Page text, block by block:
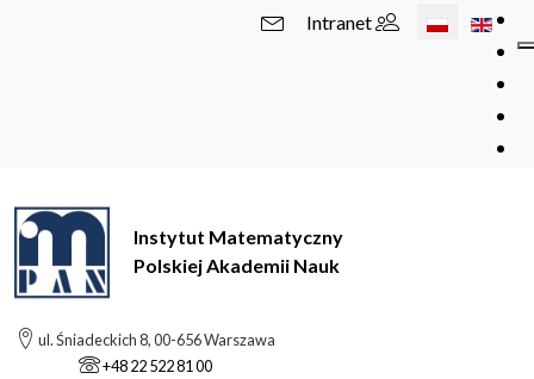
Wybierz swój
Intranet
Instytut Matematyczny
Polskiej Akademii Nauk
ul. Śniadeckich 8, 00-656 Warszawa
+48 22 522 81 00